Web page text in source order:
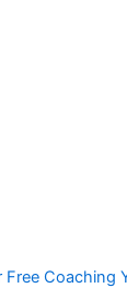
Free Coaching